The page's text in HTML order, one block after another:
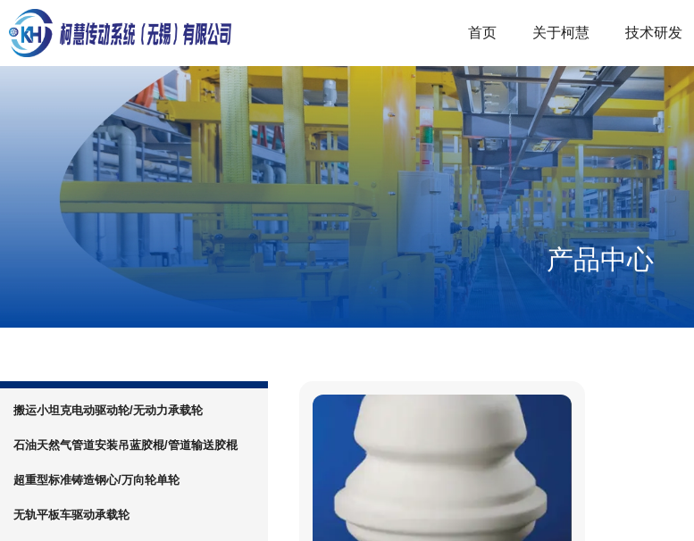
首页 关于柯慧 技术研发
产品中心
搬运小坦克电动驱动轮/无动力承载轮
石油天然气管道安装吊蓝胶棍/管道输送胶棍
超重型标准铸造钢心/万向轮单轮
无轨平板车驱动承载轮